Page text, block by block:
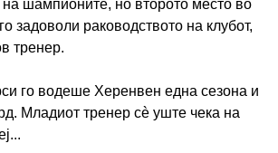
на шампионите, но второто место во
задоволи раководството на клубот,
тренер.
го водеше Херенвен една сезона и
Младиот тренер сè уште чека на